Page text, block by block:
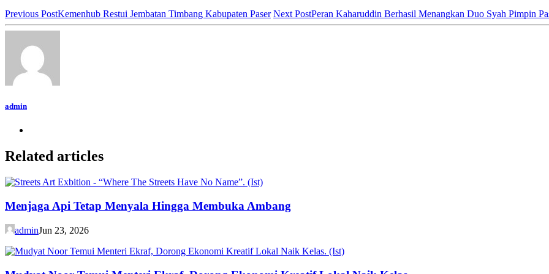
Previous PostKemenhub Restui Jembatan Timbang Kabupaten Paser Next PostPeran Kaharuddin Berhasil Menangkan Duo Syah Pimpin
admin
Related articles
Menjaga Api Tetap Menyala Hingga Membuka Ambang
adminJun 23, 2026